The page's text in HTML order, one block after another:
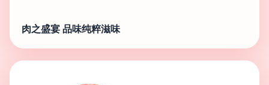
肉之盛宴 品味纯粹滋味